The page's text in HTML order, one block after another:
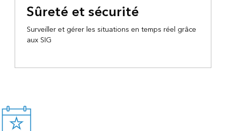
Sûreté et sécurité
Surveiller et gérer les situations en temps réel grâce
aux SIG